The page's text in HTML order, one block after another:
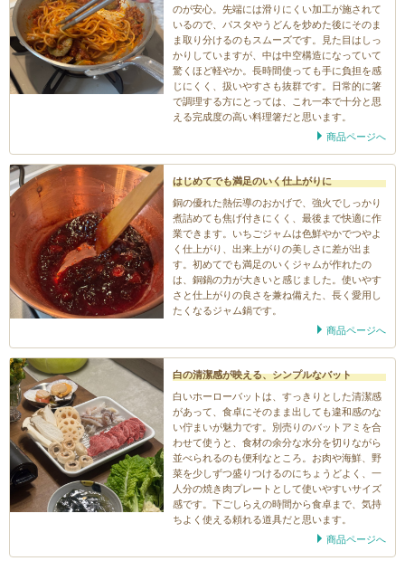
のが安心。先端には滑りにくい加工が施されて
いるので、パスタやうどんを炒めた後にそのま
ま取り分けるのもスムーズです。見た目はしっ
かりしていますが、中は中空構造になっていて
驚くほど軽やか。長時間使っても手に負担を感
じにくく、扱いやすさも抜群です。日常的に箸
で調理する方にとっては、これ一本で十分と思
える完成度の高い料理箸だと思います。
商品ページへ
はじめてでも満足のいく仕上がりに
銅の優れた熱伝導のおかげで、強火でしっかり
煮詰めても焦げ付きにくく、最後まで快適に作
業できます。いちごジャムは色鮮やかでつやよ
く仕上がり、出来上がりの美しさに差が出ま
す。初めてでも満足のいくジャムが作れたの
は、銅鍋の力が大きいと感じました。使いやす
さと仕上がりの良さを兼ね備えた、長く愛用し
たくなるジャム鍋です。
商品ページへ
白の清潔感が映える、シンプルなバット
白いホーローバットは、すっきりとした清潔感
があって、食卓にそのまま出しても違和感のな
い佇まいが魅力です。別売りのバットアミを合
わせて使うと、食材の余分な水分を切りながら
並べられるのも便利なところ。お肉や海鮮、野
菜を少しずつ盛りつけるのにちょうどよく、一
人分の焼き肉プレートとして使いやすいサイズ
感です。下ごしらえの時間から食卓まで、気持
ちよく使える頼れる道具だと思います。
商品ページへ